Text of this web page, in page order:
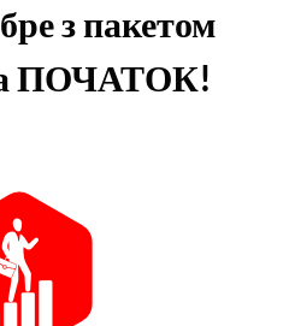
з пакетом
ПОЧАТОК!